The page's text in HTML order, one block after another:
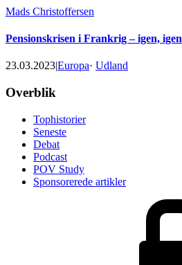
Mads Christoffersen
Pensionskrisen i Frankrig – igen, igen
23.03.2023|Europa· Udland
Footer
Overblik
Tophistorier
Seneste
Debat
Podcast
POV Study
Sponsorerede artikler